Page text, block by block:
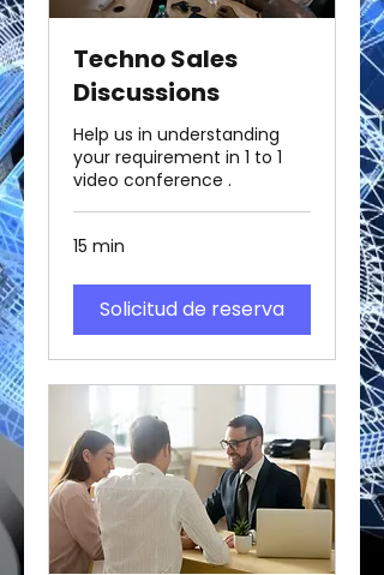
Techno Sales
Discussions
Help us in understanding
your requirement in 1 to 1
video conference .
15 min
Solicitud de reserva